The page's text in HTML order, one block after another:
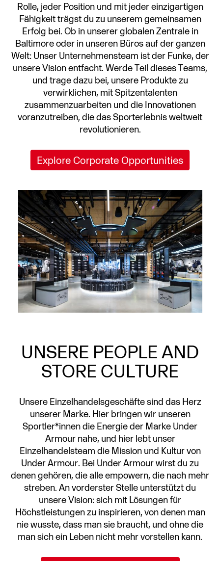
Rolle, jeder Position und mit jeder einzigartigen
Fähigkeit trägst du zu unserem gemeinsamen
Erfolg bei. Ob in unserer globalen Zentrale in
Baltimore oder in unseren Büros auf der ganzen
Welt: Unser Unternehmensteam ist der Funke, der
unsere Vision entfacht. Werde Teil dieses Teams,
und trage dazu bei, unsere Produkte zu
verwirklichen, mit Spitzentalenten
zusammenzuarbeiten und die Innovationen
voranzutreiben, die das Sporterlebnis weltweit
revolutionieren.
Explore Corporate Opportunities
UNSERE PEOPLE AND
STORE CULTURE
Unsere Einzelhandelsgeschäfte sind das Herz
unserer Marke. Hier bringen wir unseren
Sportler*innen die Energie der Marke Under
Armour nahe, und hier lebt unser
Einzelhandelsteam die Mission und Kultur von
Under Armour. Bei Under Armour wirst du zu
denen gehören, die alle empowern, die nach mehr
streben. An vorderster Stelle unterstützt du
unsere Vision: sich mit Lösungen für
Höchstleistungen zu inspirieren, von denen man
nie wusste, dass man sie braucht, und ohne die
man sich ein Leben nicht mehr vorstellen kann.